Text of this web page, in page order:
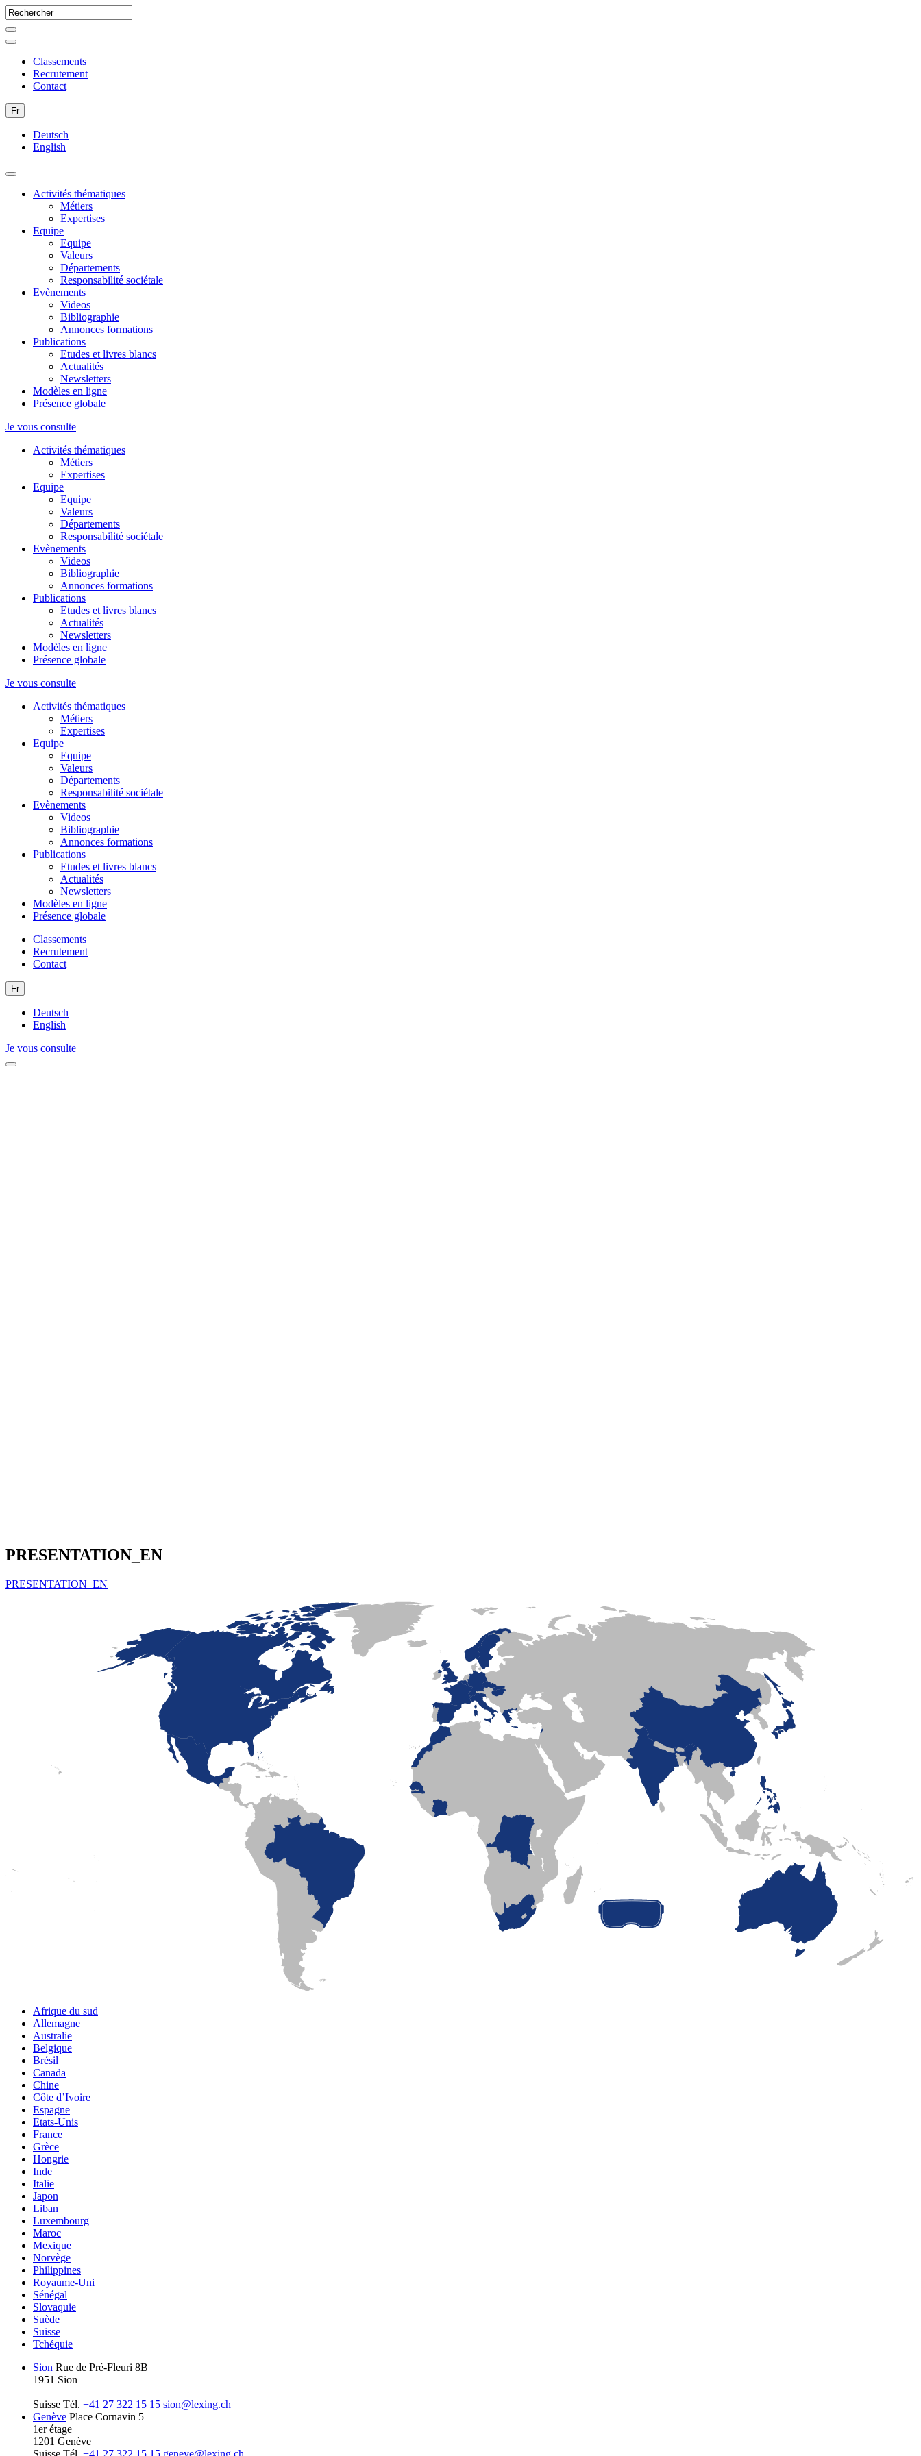
Classements
Recrutement
Contact
Fr
Deutsch
English
Activités thématiques
Métiers
Expertises
Equipe
Equipe
Valeurs
Départements
Responsabilité sociétale
Evènements
Videos
Bibliographie
Annonces formations
Publications
Etudes et livres blancs
Actualités
Newsletters
Modèles en ligne
Présence globale
Je vous consulte
Activités thématiques
Métiers
Expertises
Equipe
Equipe
Valeurs
Départements
Responsabilité sociétale
Evènements
Videos
Bibliographie
Annonces formations
Publications
Etudes et livres blancs
Actualités
Newsletters
Modèles en ligne
Présence globale
Je vous consulte
Activités thématiques
Métiers
Expertises
Equipe
Equipe
Valeurs
Départements
Responsabilité sociétale
Evènements
Videos
Bibliographie
Annonces formations
Publications
Etudes et livres blancs
Actualités
Newsletters
Modèles en ligne
Présence globale
Classements
Recrutement
Contact
Fr
Deutsch
English
Je vous consulte
PRESENTATION_EN
PRESENTATION_EN
Afrique du sud
Allemagne
Australie
Belgique
Brésil
Canada
Chine
Côte d’Ivoire
Espagne
Etats-Unis
France
Grèce
Hongrie
Inde
Italie
Japon
Liban
Luxembourg
Maroc
Mexique
Norvège
Philippines
Royaume-Uni
Sénégal
Slovaquie
Suède
Suisse
Tchéquie
Sion Rue de Pré-Fleuri 8B
1951 Sion
Suisse Tél. +41 27 322 15 15 sion@lexing.ch
Genève Place Cornavin 5
1er étage
1201 Genève
Suisse Tél. +41 27 322 15 15 geneve@lexing.ch